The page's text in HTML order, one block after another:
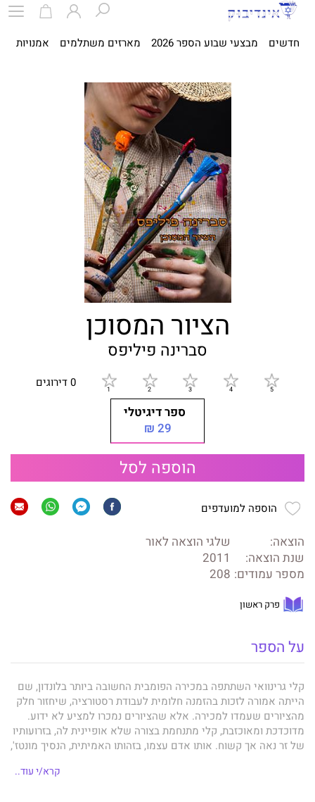
חדשים מבצעי שבוע הספר 2026 מארזים משתלמים אמנויות
הציור המסוכן
סברינה פיליפס
0 דירוגים
ספר דיגיטלי
29 ₪
הוספה לסל
הוספה למועדפים
הוצאה:
שלגי הוצאה לאור
שנת הוצאה:
2011
מספר עמודים: 208
פרק ראשון
על הספר
קלי גרינוואי השתתפה במכירה הפומבית החשובה ביותר בלונדון, שם
הייתה אמורה לזכות בהזמנה חלומית לעבודת רסטורציה, שיחזור חלק
מהציורים שעמדו למכירה. אלא שהציורים נמכרו למציע לא ידוע.
מדוכדכת ומאוכזבת, קלי מתנחמת בצורה שלא אופיינית לה, בזרועותיו
של זר נאה אך קשוח. אותו אדם עצמו, בזהותו האמיתית, הנסיך מונטז',
קרא/י עוד..